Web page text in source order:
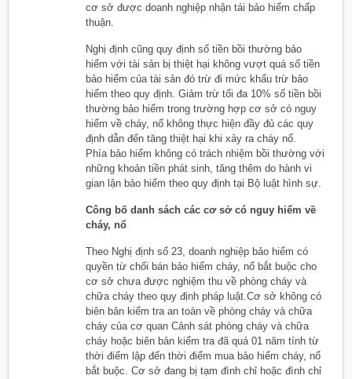
cơ sở được doanh nghiệp nhận tái bảo hiểm chấp
thuận.
Nghị định cũng quy định số tiền bồi thường bảo
hiểm với tài sản bị thiệt hại không vượt quá số tiền
bảo hiểm của tài sản đó trừ đi mức khấu trừ bảo
hiểm theo quy định. Giảm trừ tối đa 10% số tiền bồi
thường bảo hiểm trong trường hợp cơ sở có nguy
hiểm về cháy, nổ không thực hiện đầy đủ các quy
định dẫn đến tăng thiệt hại khi xảy ra cháy nổ.
Phía bảo hiểm không có trách nhiệm bồi thường với
những khoản tiền phát sinh, tăng thêm do hành vi
gian lận bảo hiểm theo quy định tại Bộ luật hình sự.
Công bố danh sách các cơ sở có nguy hiểm về
cháy, nổ
Theo Nghị định số 23, doanh nghiệp bảo hiểm có
quyền từ chối bán bảo hiểm cháy, nổ bắt buộc cho
cơ sở chưa được nghiệm thu về phòng cháy và
chữa cháy theo quy định pháp luật.Cơ sở không có
biên bản kiểm tra an toàn về phòng cháy và chữa
cháy của cơ quan Cảnh sát phòng cháy và chữa
cháy hoặc biên bản kiểm tra đã quá 01 năm tính từ
thời điểm lập đến thời điểm mua bảo hiểm cháy, nổ
bắt buộc. Cơ sở đang bị tạm đình chỉ hoặc đình chỉ